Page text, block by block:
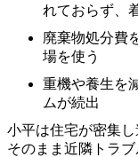
れておらず、
廃棄物処分費
場を使う
重機や養生を
ムが続出
小平は住宅が密集
そのまま近隣トラ